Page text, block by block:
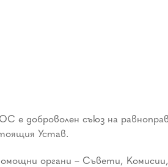
съюз на
Устав.
органи – Съвети,